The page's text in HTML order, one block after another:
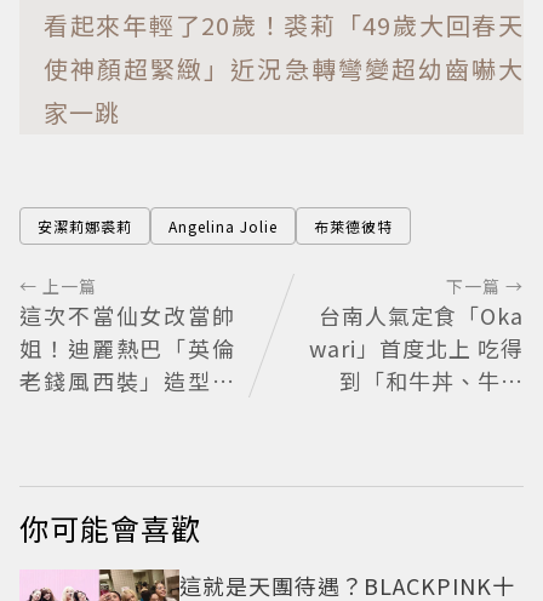
看起來年輕了20歲！裘莉「49歲大回春天
使神顏超緊緻」近況急轉彎變超幼齒嚇大
家一跳
安潔莉娜裘莉 Angelina Jolie 布萊德彼特
← 上一篇
這次不當仙女改當帥
姐！迪麗熱巴「英倫
老錢風西裝」造型帥
下一篇 →
台南人氣定食「Oka
wari」首度北上 吃得
到「和牛丼、牛排
你可能會喜歡
這就是天團待遇？BLACKPINK十